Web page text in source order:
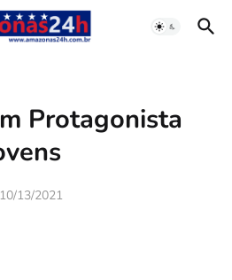
Protagonista
10/13/2021